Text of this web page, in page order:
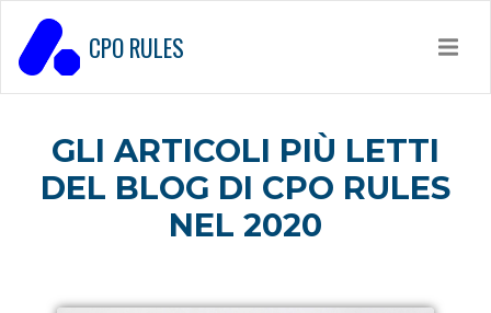
CPO RULES
GLI ARTICOLI PIÙ LETTI
DEL BLOG DI CPO RULES
NEL 2020